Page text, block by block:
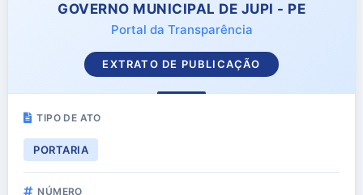
GOVERNO MUNICIPAL DE JUPI - PE
Portal da Transparência
EXTRATO DE PUBLICAÇÃO
TIPO DE ATO
PORTARIA
NÚMERO